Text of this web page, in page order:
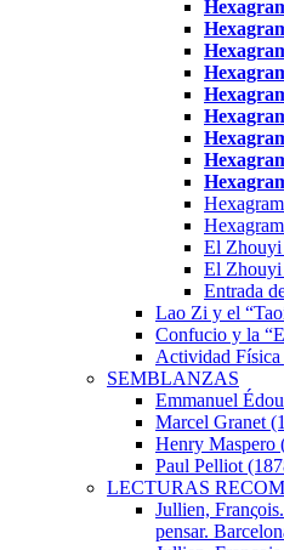
El Zhouyi
El Zhouyi
Entrada
Lao Zi y el
Confucio y la
Actividad
SEMBLANZAS
Emmanuel
Marcel Granet
Henry Maspero
Paul Pelliot
LECTURAS
Jullien,
pensar.